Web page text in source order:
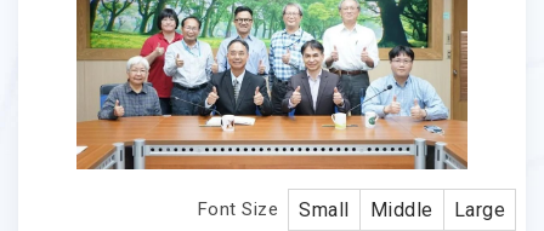
Font Size Small Middle Large